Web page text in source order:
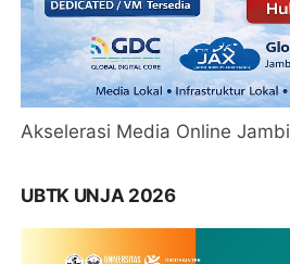
Akselerasi Media Online Jambi
UBTK UNJA 2026